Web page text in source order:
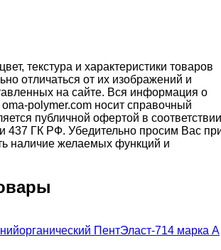
текстура и характеристики товаров
отличаться от их изображений и
на сайте. Вся информация о
polymer.com носит справочный
публичной офертой в соответствии
437 ГК РФ. Убедительно просим Вас
наличие желаемых функций и